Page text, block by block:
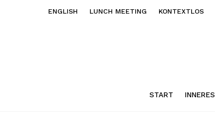
ENGLISH LUNCH MEETING KONTEXTLOS
START INNERES